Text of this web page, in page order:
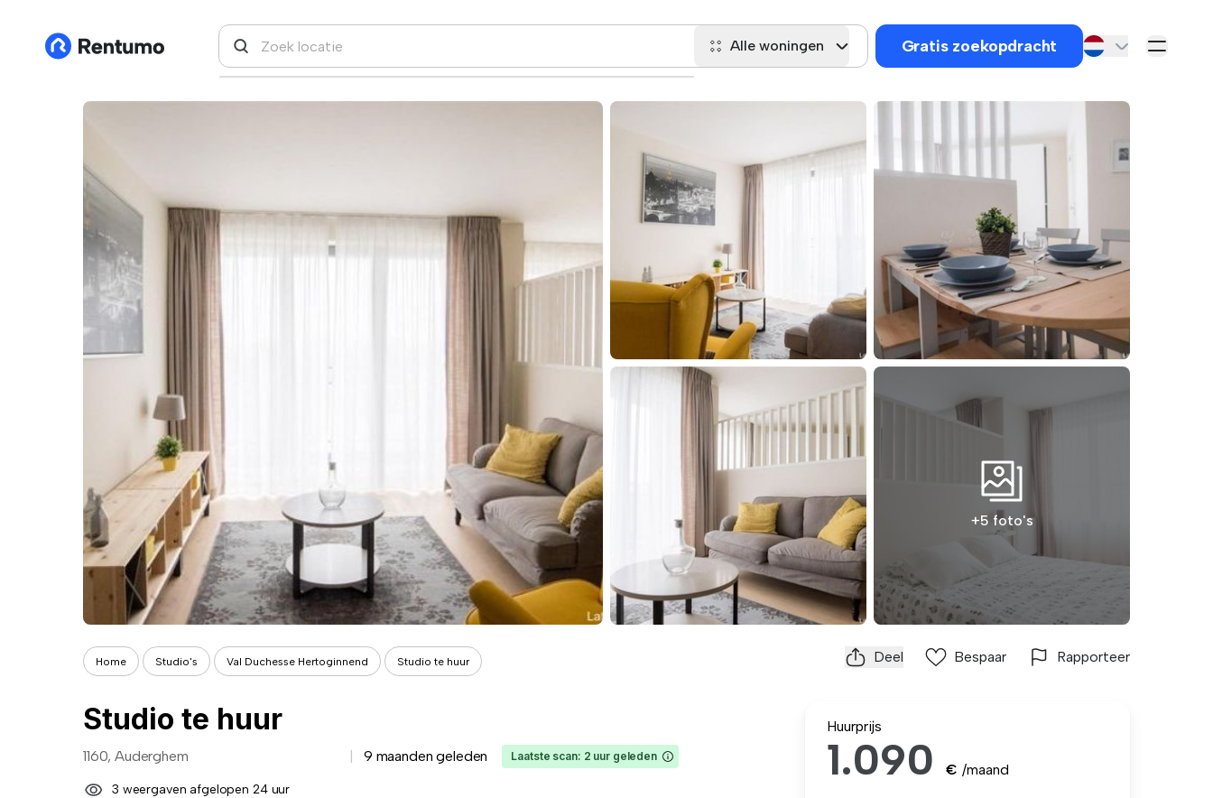
Alle woningen Gratis zoekopdracht
+5 foto's
Home Studio's Val Duchesse Hertoginnend Studio te huur Deel Bespaar Rapporteer
Studio te huur
1160, Auderghem 9 maanden geleden Laatste scan: 2 uur geleden
3 weergaven afgelopen 24 uur
Huurprijs
1.090 € /maand